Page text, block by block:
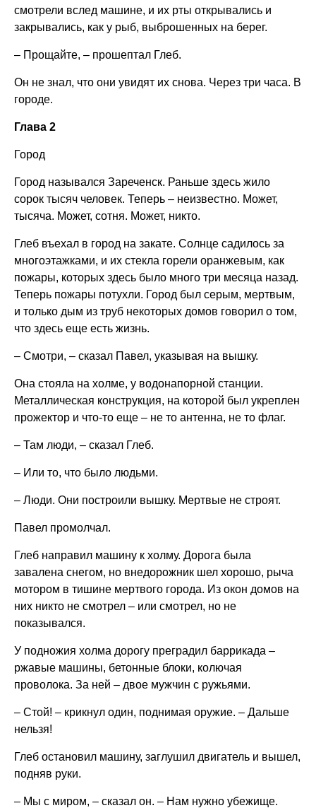
смотрели вслед машине, и их рты открывались и
закрывались, как у рыб, выброшенных на берег.
– Прощайте, – прошептал Глеб.
Он не знал, что они увидят их снова. Через три часа. В
городе.
Глава 2
Город
Город назывался Зареченск. Раньше здесь жило
сорок тысяч человек. Теперь – неизвестно. Может,
тысяча. Может, сотня. Может, никто.
Глеб въехал в город на закате. Солнце садилось за
многоэтажками, и их стекла горели оранжевым, как
пожары, которых здесь было много три месяца назад.
Теперь пожары потухли. Город был серым, мертвым,
и только дым из труб некоторых домов говорил о том,
что здесь еще есть жизнь.
– Смотри, – сказал Павел, указывая на вышку.
Она стояла на холме, у водонапорной станции.
Металлическая конструкция, на которой был укреплен
прожектор и что-то еще – не то антенна, не то флаг.
– Там люди, – сказал Глеб.
– Или то, что было людьми.
– Люди. Они построили вышку. Мертвые не строят.
Павел промолчал.
Глеб направил машину к холму. Дорога была
завалена снегом, но внедорожник шел хорошо, рыча
мотором в тишине мертвого города. Из окон домов на
них никто не смотрел – или смотрел, но не
показывался.
У подножия холма дорогу преградил баррикада –
ржавые машины, бетонные блоки, колючая
проволока. За ней – двое мужчин с ружьями.
– Стой! – крикнул один, поднимая оружие. – Дальше
нельзя!
Глеб остановил машину, заглушил двигатель и вышел,
подняв руки.
– Мы с миром, – сказал он. – Нам нужно убежище.